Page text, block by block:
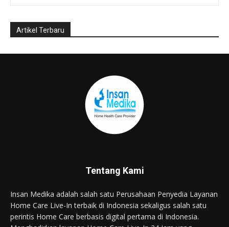
Tentang Kami
Insan Medika adalah salah satu Perusahaan Penyedia Layanan
Home Care Live-In terbaik di Indonesia sekaligus salah satu
perintis Home Care berbasis digital pertama di Indonesia.